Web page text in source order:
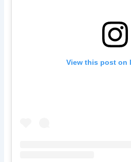
View this post on